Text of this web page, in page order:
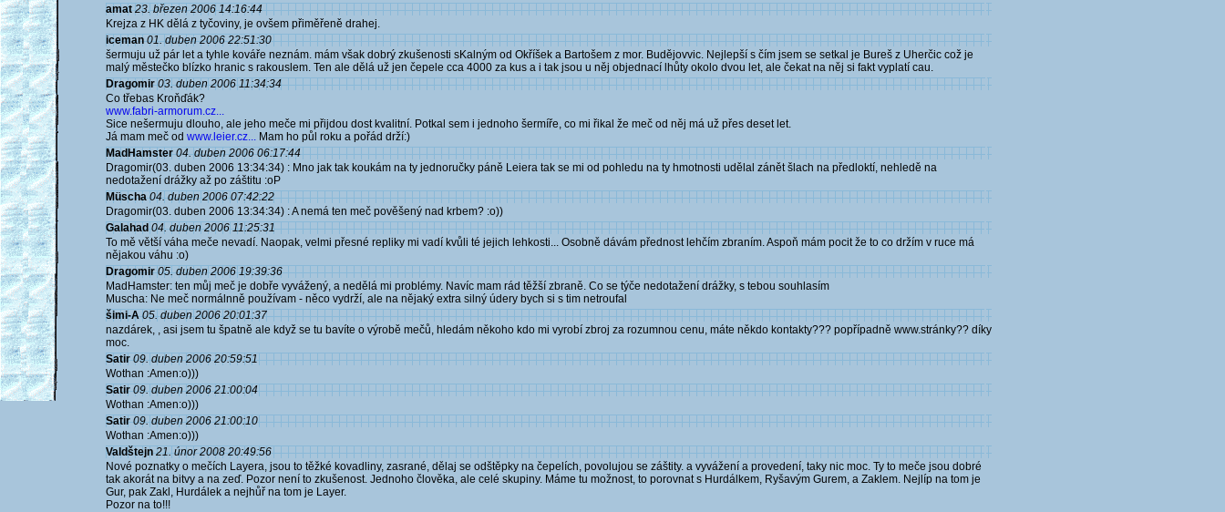
amat 23. březen 2006 14:16:44
Krejza z HK dělá z tyčoviny, je ovšem přiměřeně drahej.
iceman 01. duben 2006 22:51:30
šermuju už pár let a tyhle kováře neznám. mám však dobrý zkušenosti sKalným od Okříšek a Bartošem z mor. Budějovvic. Nejlepší s čím jsem se setkal je Bureš z Uherčic což je
malý městečko blízko hranic s rakouslem. Ten ale dělá už jen čepele cca 4000 za kus a i tak jsou u něj objednací lhůty okolo dvou let, ale čekat na něj si fakt vyplatí cau.
Dragomir 03. duben 2006 11:34:34
Co třebas Kroňďák?
www.fabri-armorum.cz...
Sice nešermuju dlouho, ale jeho meče mi přijdou dost kvalitní. Potkal sem i jednoho šermíře, co mi řikal že meč od něj má už přes deset let.
Já mam meč od www.leier.cz... Mam ho půl roku a pořád drží:)
MadHamster 04. duben 2006 06:17:44
Dragomir(03. duben 2006 13:34:34) : Mno jak tak koukám na ty jednoručky páně Leiera tak se mi od pohledu na ty hmotnosti udělal zánět šlach na předloktí, nehledě na
nedotažení drážky až po záštitu :oP
Müscha 04. duben 2006 07:42:22
Dragomir(03. duben 2006 13:34:34) : A nemá ten meč pověšený nad krbem? :o))
Galahad 04. duben 2006 11:25:31
To mě větší váha meče nevadí. Naopak, velmi přesné repliky mi vadí kvůli té jejich lehkosti... Osobně dávám přednost lehčím zbraním. Aspoň mám pocit že to co držím v ruce má
nějakou váhu :o)
Dragomir 05. duben 2006 19:39:36
MadHamster: ten můj meč je dobře vyvážený, a nedělá mi problémy. Navíc mam rád těžší zbraně. Co se týče nedotažení drážky, s tebou souhlasím
Muscha: Ne meč normálnně používam - něco vydrží, ale na nějaký extra silný údery bych si s tim netroufal
šimi-A 05. duben 2006 20:01:37
nazdárek, , asi jsem tu špatně ale když se tu bavíte o výrobě mečů, hledám někoho kdo mi vyrobí zbroj za rozumnou cenu, máte někdo kontakty??? popřípadně www.stránky?? díky
moc.
Satir 09. duben 2006 20:59:51
Wothan :Amen:o)))
Satir 09. duben 2006 21:00:04
Wothan :Amen:o)))
Satir 09. duben 2006 21:00:10
Wothan :Amen:o)))
Valdštejn 21. únor 2008 20:49:56
Nové poznatky o mečích Layera, jsou to těžké kovadliny, zasrané, dělaj se odštěpky na čepelích, povolujou se záštity. a vyvážení a provedení, taky nic moc. Ty to meče jsou dobré
tak akorát na bitvy a na zeď. Pozor není to zkušenost. Jednoho člověka, ale celé skupiny. Máme tu možnost, to porovnat s Hurdálkem, Ryšavým Gurem, a Zaklem. Nejlíp na tom je
Gur, pak Zakl, Hurdálek a nejhůř na tom je Layer.
Pozor na to!!!